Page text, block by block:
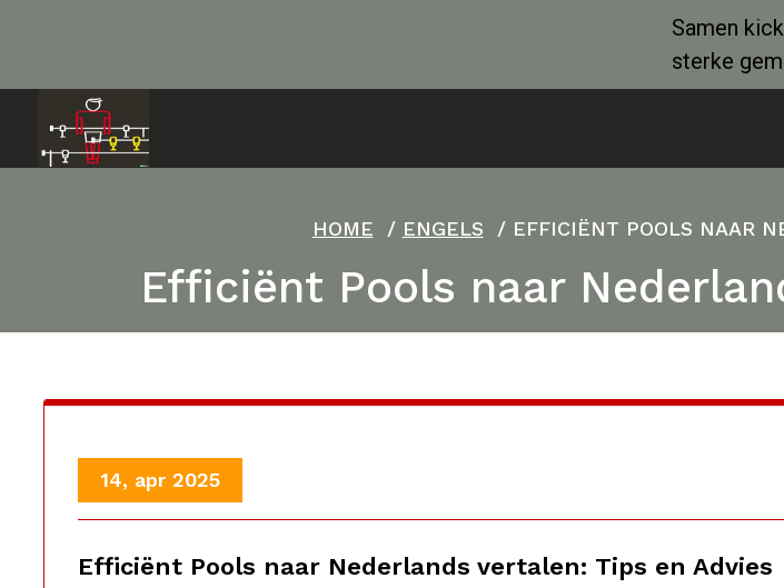
inhoud
Samen
sterke
HOME / ENGELS / EFFICIËNT POOLS NAAR
Efficiënt Pools naar
14, apr 2025
Efficiënt Pools naar Nederlands vertalen: Tips en Advies